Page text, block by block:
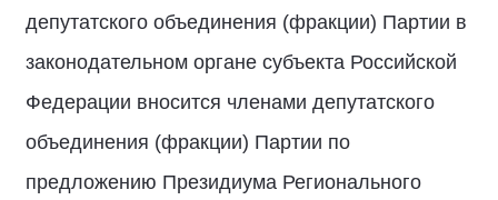
депутатского объединения (фракции) Партии в
законодательном органе субъекта Российской
Федерации вносится членами депутатского
объединения (фракции) Партии по
предложению Президиума Регионального